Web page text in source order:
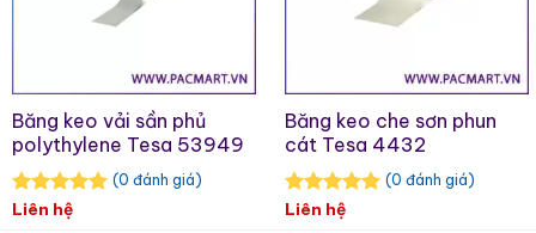
Băng keo vải sần phủ
polythylene Tesa 53949
(0 đánh giá)
Liên hệ
Băng keo che sơn phun
cát Tesa 4432
(0 đánh giá)
Liên hệ